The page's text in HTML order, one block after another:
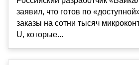
заявил, что готов по
заказы на сотни тысяч
U, которые...